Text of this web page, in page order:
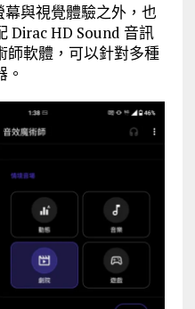
與視覺體驗之外，也
Dirac HD Sound 音訊
師軟體，可以針對多種